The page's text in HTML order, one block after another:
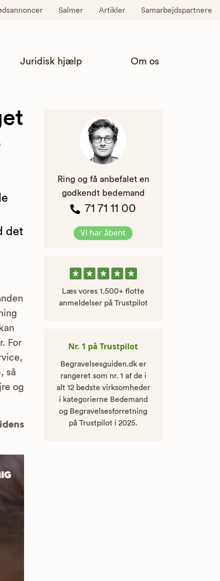
Salmer Artikler Samarbejdspartnere
Juridisk hjælp Om os
det
For
så
og
Ring og få anbefalet en
godkendt bedemand
71 71 11 00
Vi har åbent
Læs vores 1.500+ flotte
anmeldelser på Trustpilot
Nr. 1 på Trustpilot
Begravelsesguiden.dk er
rangeret som nr. 1 af de i
alt 12 bedste virksomheder
i kategorierne Bedemand
og Begravelsesforretning
på Trustpilot i 2025.